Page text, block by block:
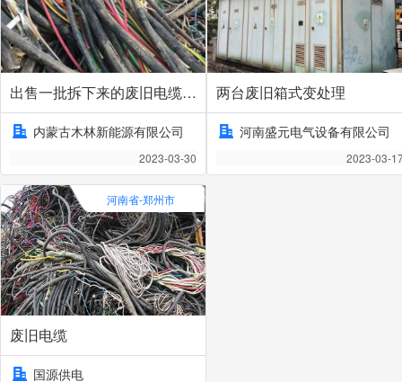
出售一批拆下来的废旧电缆，
有回收的跟我联系
内蒙古木林新能源有限公司
2023-03-30
两台废旧箱式变处理
河南盛元电气设备有限公司
2023-03-
河南省-郑州市
废旧电缆
国源供电